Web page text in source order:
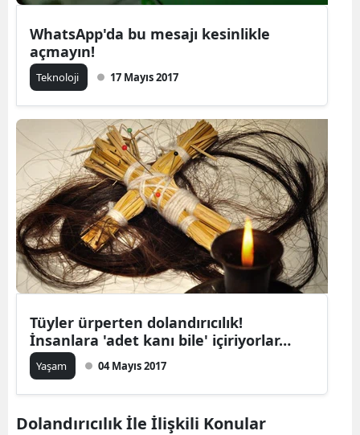
WhatsApp'da bu mesajı kesinlikle
açmayın!
Teknoloji 17 Mayıs 2017
Tüyler ürperten dolandırıcılık!
İnsanlara 'adet kanı bile' içiriyorlar…
Yaşam 04 Mayıs 2017
Dolandırıcılık İle İlişkili Konular